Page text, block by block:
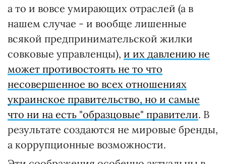
а то и вовсе умирающих отраслей (а в
нашем случае - и вообще лишенные
всякой предпринимательской жилки
совковые управленцы), и их давлению не
может противостоять не то что
несовершенное во всех отношениях
украинское правительство, но и самые
что ни на есть "образцовые" правители. В
результате создаются не мировые бренды,
а коррупционные возможности.